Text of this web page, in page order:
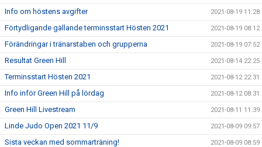
Info om höstens avgifter 2021-08-19 11:28
Förtydligande gällande terminsstart Hösten 2021 2021-08-19 08:12
Förändringar i tränarstaben och grupperna 2021-08-19 07:52
Resultat Green Hill 2021-08-14 22:25
Terminsstart Hösten 2021 2021-08-12 22:31
Info inför Green Hill på lördag 2021-08-12 08:31
Green Hill Livestream 2021-08-11 11:39
Linde Judo Open 2021 11/9 2021-08-09 09:57
Sista veckan med sommarträning! 2021-08-09 08:59